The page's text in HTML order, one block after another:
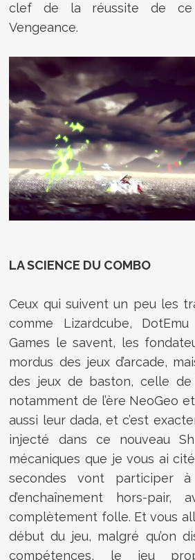
clef de la réussite de
Vengeance.
LA SCIENCE DU COMBO
Ceux qui suivent un peu les
comme Lizardcube,
Games le savent, les
mordus des jeux d’arcade,
des jeux de baston, celle
notamment de l’ère NeoGeo
aussi leur dada, et c’est
injecté dans ce nouveau
mécaniques que je vous ai
secondes vont participer
d’enchaînement hors-pair,
complètement folle. Et vous
début du jeu, malgré qu’on
compétences, le jeu